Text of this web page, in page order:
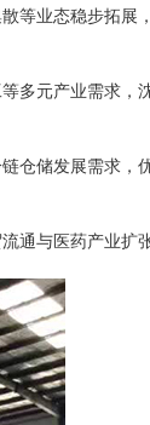
等业态稳步拓展
多元产业需求，
仓储发展需求，
通与医药产业扩